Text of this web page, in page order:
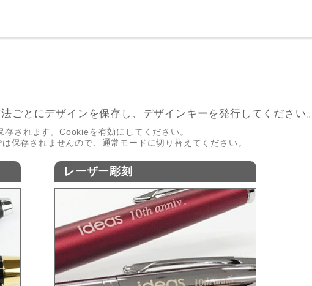
ごとにデザインを保存し、デザインキーを発行してください。
されます。Cookieを有効にしてください。
保存されませんので、通常モードに切り替えてください。
レーザー彫刻